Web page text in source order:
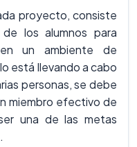
proyecto, consiste
los alumnos para
un ambiente de
está llevando a cabo
personas, se debe
miembro efectivo de
una de las metas